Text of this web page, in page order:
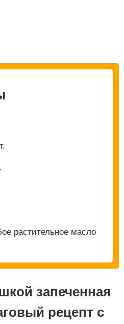
растительное масло
запеченная
рецепт с